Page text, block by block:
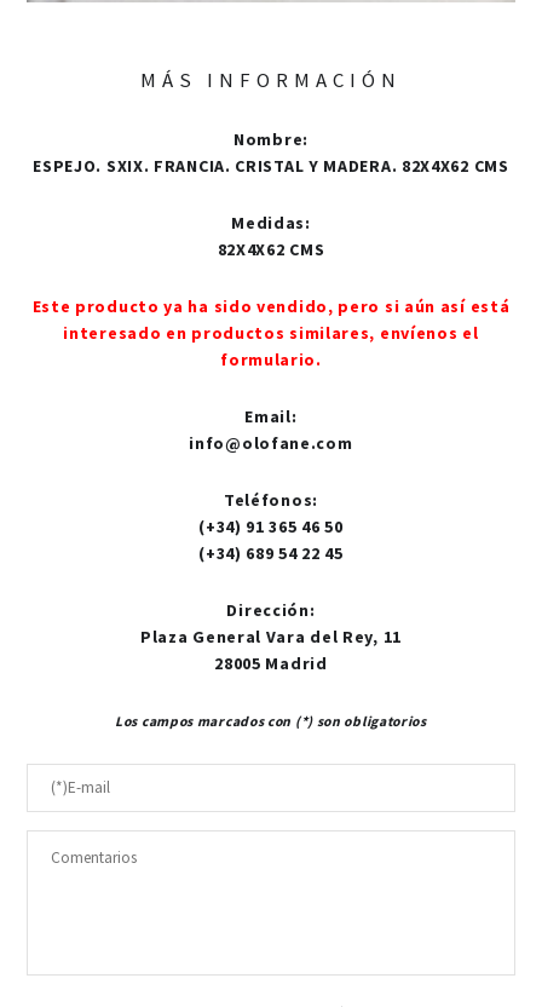
MÁS INFORMACIÓN
Nombre:
ESPEJO. SXIX. FRANCIA. CRISTAL Y MADERA. 82X4X62 CMS
Medidas:
82X4X62 CMS
Este producto ya ha sido vendido, pero si aún así está
interesado en productos similares, envíenos el
formulario.
Email:
info@olofane.com
Teléfonos:
(+34) 91 365 46 50
(+34) 689 54 22 45
Dirección:
Plaza General Vara del Rey, 11
28005 Madrid
Los campos marcados con (*) son obligatorios